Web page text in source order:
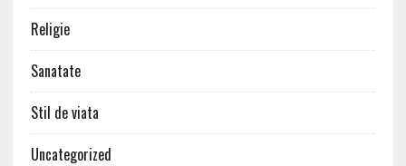
Religie
Sanatate
Stil de viata
Uncategorized